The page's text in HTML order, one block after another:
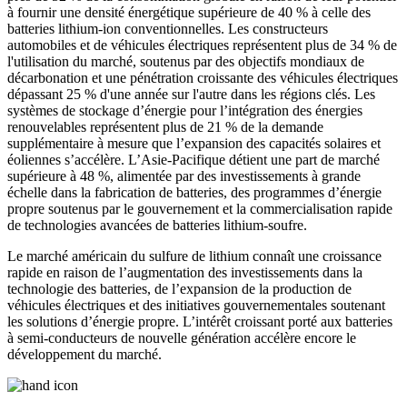
à fournir une densité énergétique supérieure de 40 % à celle des
batteries lithium-ion conventionnelles. Les constructeurs
automobiles et de véhicules électriques représentent plus de 34 % de
l'utilisation du marché, soutenus par des objectifs mondiaux de
décarbonation et une pénétration croissante des véhicules électriques
dépassant 25 % d'une année sur l'autre dans les régions clés. Les
systèmes de stockage d’énergie pour l’intégration des énergies
renouvelables représentent plus de 21 % de la demande
supplémentaire à mesure que l’expansion des capacités solaires et
éoliennes s’accélère. L’Asie-Pacifique détient une part de marché
supérieure à 48 %, alimentée par des investissements à grande
échelle dans la fabrication de batteries, des programmes d’énergie
propre soutenus par le gouvernement et la commercialisation rapide
de technologies avancées de batteries lithium-soufre.
Le marché américain du sulfure de lithium connaît une croissance
rapide en raison de l’augmentation des investissements dans la
technologie des batteries, de l’expansion de la production de
véhicules électriques et des initiatives gouvernementales soutenant
les solutions d’énergie propre. L’intérêt croissant porté aux batteries
à semi-conducteurs de nouvelle génération accélère encore le
développement du marché.